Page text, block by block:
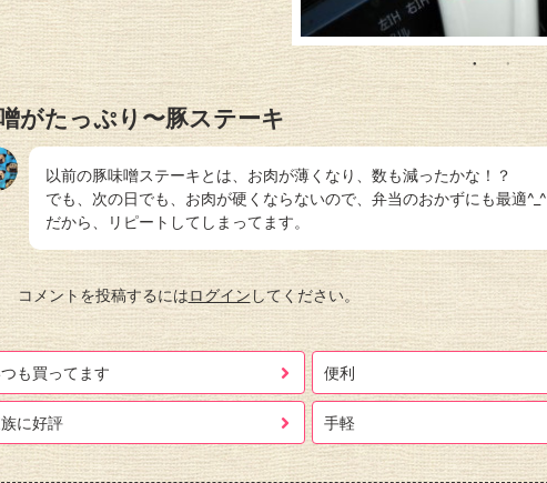
がたっぷり〜豚ステーキ
以前の豚味噌ステーキとは、お肉が薄くなり、数も減ったかな！？
でも、次の日でも、お肉が硬くならないので、弁当のおかずにも最適^_^
だから、リピートしてしまってます。
コメントを投稿するにはログイン してください。
も買ってます 便利
に好評 手軽